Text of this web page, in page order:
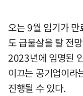
오는 9월 임기가
도 급물살을 탈 전
2023년에 임명된
이끄는 공기업이라
진행될 수 있다.